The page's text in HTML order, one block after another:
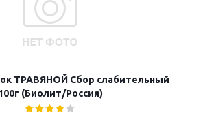
ТРАВЯНОЙ Сбор слабительный
(Биолит/Россия)